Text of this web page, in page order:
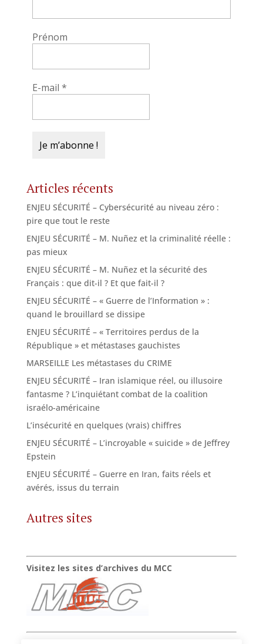
Prénom
E-mail *
Articles récents
ENJEU SÉCURITÉ – Cybersécurité au niveau zéro :
pire que tout le reste
ENJEU SÉCURITÉ – M. Nuñez et la criminalité réelle :
pas mieux
ENJEU SÉCURITÉ – M. Nuñez et la sécurité des
Français : que dit-il ? Et que fait-il ?
ENJEU SÉCURITÉ – « Guerre de l’Information » :
quand le brouillard se dissipe
ENJEU SÉCURITÉ – « Territoires perdus de la
République » et métastases gauchistes
MARSEILLE Les métastases du CRIME
ENJEU SÉCURITÉ – Iran islamique réel, ou illusoire
fantasme ? L’inquiétant combat de la coalition
israélo-américaine
L’insécurité en quelques (vrais) chiffres
ENJEU SÉCURITÉ – L’incroyable « suicide » de Jeffrey
Epstein
ENJEU SÉCURITÉ – Guerre en Iran, faits réels et
avérés, issus du terrain
Autres sites
Visitez les sites d’archives du MCC